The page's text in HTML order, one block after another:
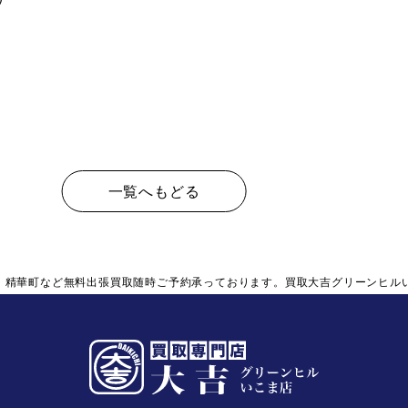
一覧へもどる
華町など無料出張買取随時ご予約承っております。買取大吉グリーンヒル